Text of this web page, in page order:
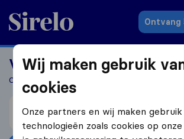
Sirelo.nl
Verhuizen naar Frankrijk?
Ontvang vrijblijvend en snel tot wel 5
Verhuizen van
Wij maken gebruik
cookies
Onze partners en wij maken gebruik
technologieën zoals cookies op